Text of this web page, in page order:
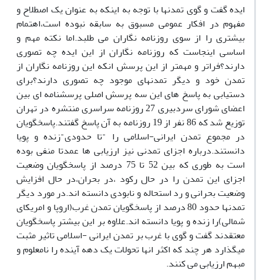
ایده گفت و گوی تمدنها با توجه به اینکه به عنوان یک اصطلاح و
مفهوم در افکار عمومی مسبوق به سابقه نبوده است،اهتمام
بیشتری را از سوی روزنامه نگاران می طلبد.اما نکته مهم و
اساسی اینجاست که روزنامه نگاران از این ایده چه تصوری
دارند؟فراتر و مهمتر از این پرسش انکه این روزنامه نگاران از
تمدن خود و دیگر تمدنهای موجود چه تصوری دارند؟برای
دستیابی به پاسخ های این سه پرسش اصلی پرسشنامه ای بین
اعضای شورای سردبیری 27 روزنامه سراسری منتشره در تهران
توزیع شد که 86 نفر از 19 روزنامه به آن پاسخ گفتند.پاسخگویان
در مجموع تمدن ایرانی-اسلامی را "تا حدودی"زنده و پویا
دانستند.درباره اجزای تمدنی نیز ارزیابی ها عمدتا منفی بوده
است به طوری که بین 52 تا 75 درصد از پاسخگویان وضعیت
اجزای این تمدن را در حال رکود ،در بحران،در حال افزایش
وضعیت بحرانی و رد استحاله و نابودی دانسته اند.در مورد دیگر
تمدنها حدود 80 درصد از پاسخگویان تمدن غرب(اروپا و امریکای
شمالی)را زنده و پویا دانسته اند.علاوه بر این بیشتر پاسخگویان
معتقدند گفت و گوی با غرب بر تمدن ایرانی -اسلامی تاثیر مثبت
میگذارد هر چند که اکثر انها تحولات یک دهه آینده را نامعلوم و
مبهم ارزیابی می کنند.